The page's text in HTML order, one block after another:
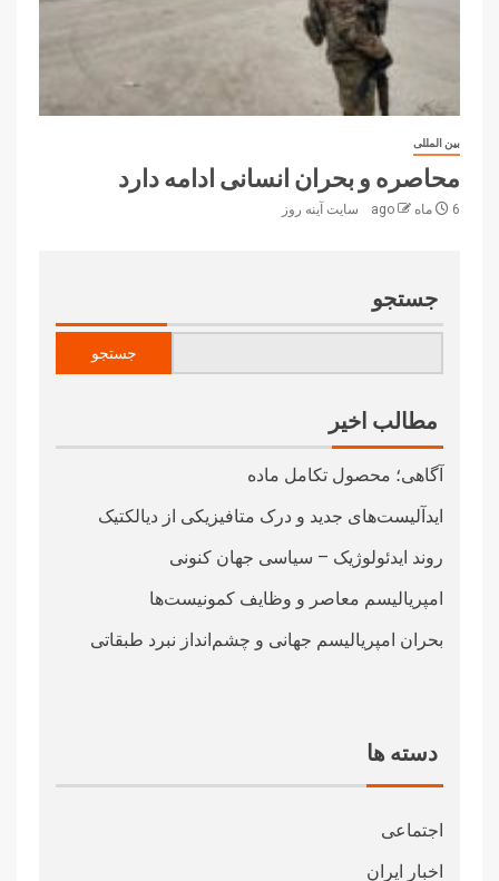
بین المللی
محاصره و بحران انسانی ادامه دارد
6 ماه ago سایت آینه‌ روز
جستجو
جستجو
مطالب اخیر
آگاهی؛ محصول تکامل ماده
ایدآلیست‌های جدید و درک متافیزیکی از دیالکتیک
روند ایدئولوژیک – سیاسی جهان کنونی
امپریالیسم معاصر و وظایف کمونیست‌ها
بحران امپریالیسم جهانی و چشم‌انداز نبرد طبقاتی
دسته ها
اجتماعی
اخبار ایران